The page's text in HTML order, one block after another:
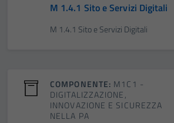
M 1.4.1 Sito e Servizi Digitali
M 1.4.1 Sito e Servizi Digitali
COMPONENTE: M1C1 -
DIGITALIZZAZIONE,
INNOVAZIONE E SICUREZZA
NELLA PA